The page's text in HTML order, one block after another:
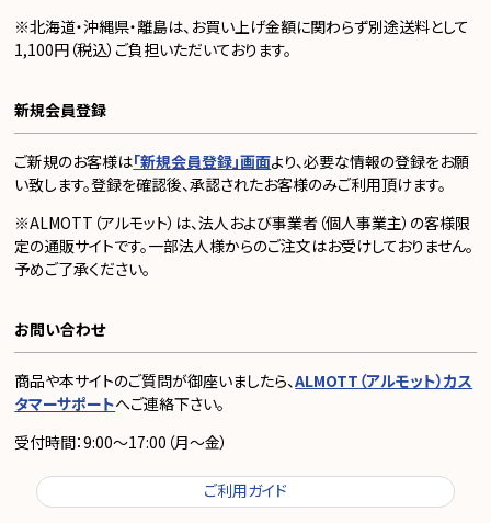
※北海道・沖縄県・離島は、お買い上げ金額に関わらず別途送料として
1,100円（税込）ご負担いただいております。
新規会員登録
ご新規のお客様は「新規会員登録」画面より、必要な情報の登録をお願
い致します。登録を確認後、承認されたお客様のみご利用頂けます。
※ALMOTT（アルモット）は、法人および事業者（個人事業主）の客様限
定の通販サイトです。一部法人様からのご注文はお受けしておりません。
予めご了承ください。
お問い合わせ
商品や本サイトのご質問が御座いましたら、ALMOTT（アルモット）カス
タマーサポートへご連絡下さい。
受付時間：9:00～17:00（月～金）
ご利用ガイド